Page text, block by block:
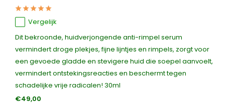
Vergelijk
Dit bekroonde, huidverjongende anti-rimpel serum
vermindert droge plekjes, fijne lijntjes en rimpels, zorgt voor
een gevoede gladde en stevigere huid die soepel aanvoelt,
vermindert ontstekingsreacties en beschermt tegen
schadelijke vrije radicalen! 30ml
€49,00